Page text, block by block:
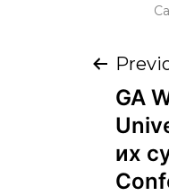
GA
их